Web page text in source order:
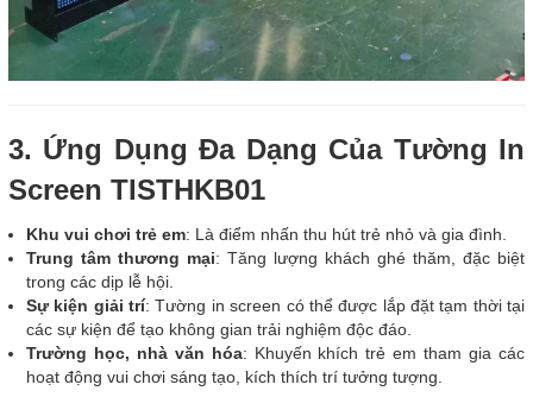
3. Ứng Dụng Đa Dạng Của Tường In
Screen TISTHKB01
Khu vui chơi trẻ em: Là điểm nhấn thu hút trẻ nhỏ và gia đình.
Trung tâm thương mại: Tăng lượng khách ghé thăm, đặc biệt
trong các dịp lễ hội.
Sự kiện giải trí: Tường in screen có thể được lắp đặt tạm thời tại
các sự kiện để tạo không gian trải nghiệm độc đáo.
Trường học, nhà văn hóa: Khuyến khích trẻ em tham gia các
hoạt động vui chơi sáng tạo, kích thích trí tưởng tượng.